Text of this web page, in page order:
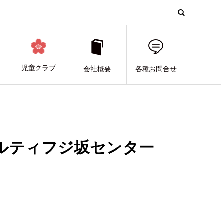
児童クラブ 会社概要 各種お問合せ
ティフジ坂センター